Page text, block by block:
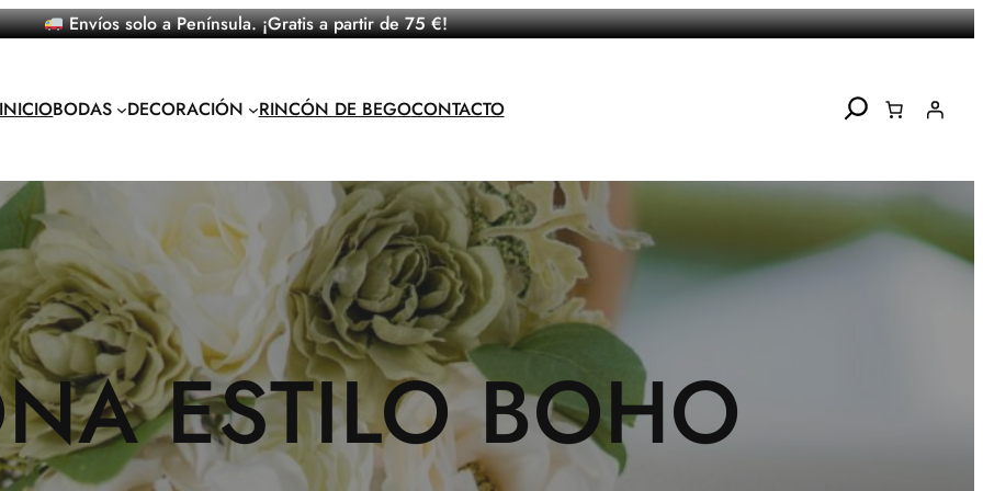
Envíos solo a Península. ¡Gratis a partir de 75 €!
INICIOBODAS DECORACIÓN RINCÓN DE BEGOCONTACTO Search
ESTILO BOHO